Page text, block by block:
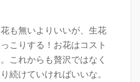
も無いよりいいが、生花
こりする！お花はコスト
これからも贅沢ではなく
続けていければいいな。